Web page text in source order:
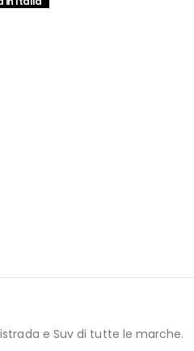
e Suv di tutte le marche.